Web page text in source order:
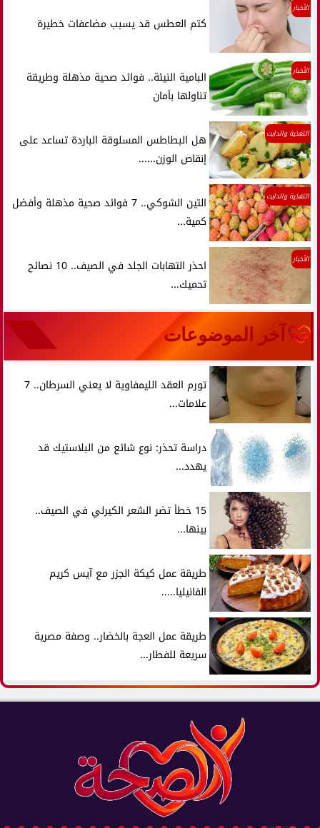
الأخبار
كتم العطس قد يسبب مضاعفات خطيرة
الأخبار
البامية النيئة.. فوائد صحية مذهلة وطريقة
تناولها بأمان
التغذية والدايت
هل البطاطس المسلوقة الباردة تساعد على
إنقاص الوزن......
التغذية والدايت
التين الشوكي.. 7 فوائد صحية مذهلة وأفضل
كمية...
الأخبار
احذر التهابات الجلد في الصيف.. 10 نصائح
تحميك...
آخر الموضوعات
تورم العقد الليمفاوية لا يعني السرطان.. 7
علامات...
دراسة تحذر: نوع شائع من البلاستيك قد
يهدد...
15 خطأ تضر الشعر الكيرلي في الصيف..
بينها...
طريقة عمل كيكة الجزر مع آيس كريم
الفانيليا.....
طريقة عمل العجة بالخضار.. وصفة مصرية
سريعة للفطار...